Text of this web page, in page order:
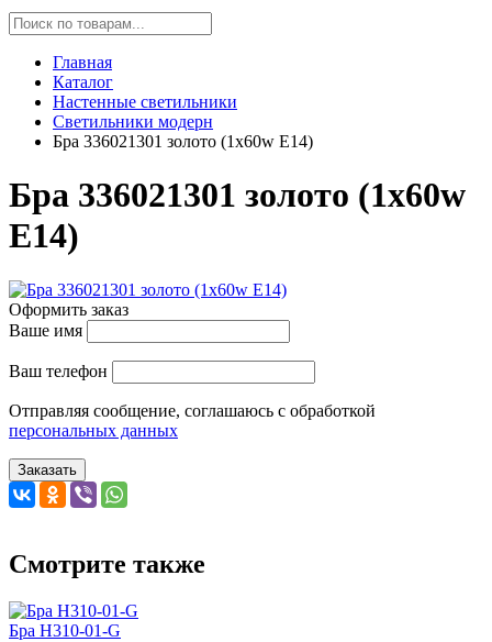
Главная
Каталог
Настенные светильники
Светильники модерн
Бра 336021301 золото (1x60w E14)
Бра 336021301 золото (1x60w
E14)
Оформить заказ
Ваше имя
Ваш телефон
Отправляя сообщение, соглашаюсь с обработкой
персональных данных
Заказать
Смотрите также
Бра H310-01-G